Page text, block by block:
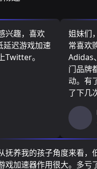
兴趣，喜欢
延迟游戏加速
Twitter。
姐妹们
常喜欢
Adidas
门品牌
动。有
了下几
抚养我的孩子角度来看，
戏加速器作用很大。多亏